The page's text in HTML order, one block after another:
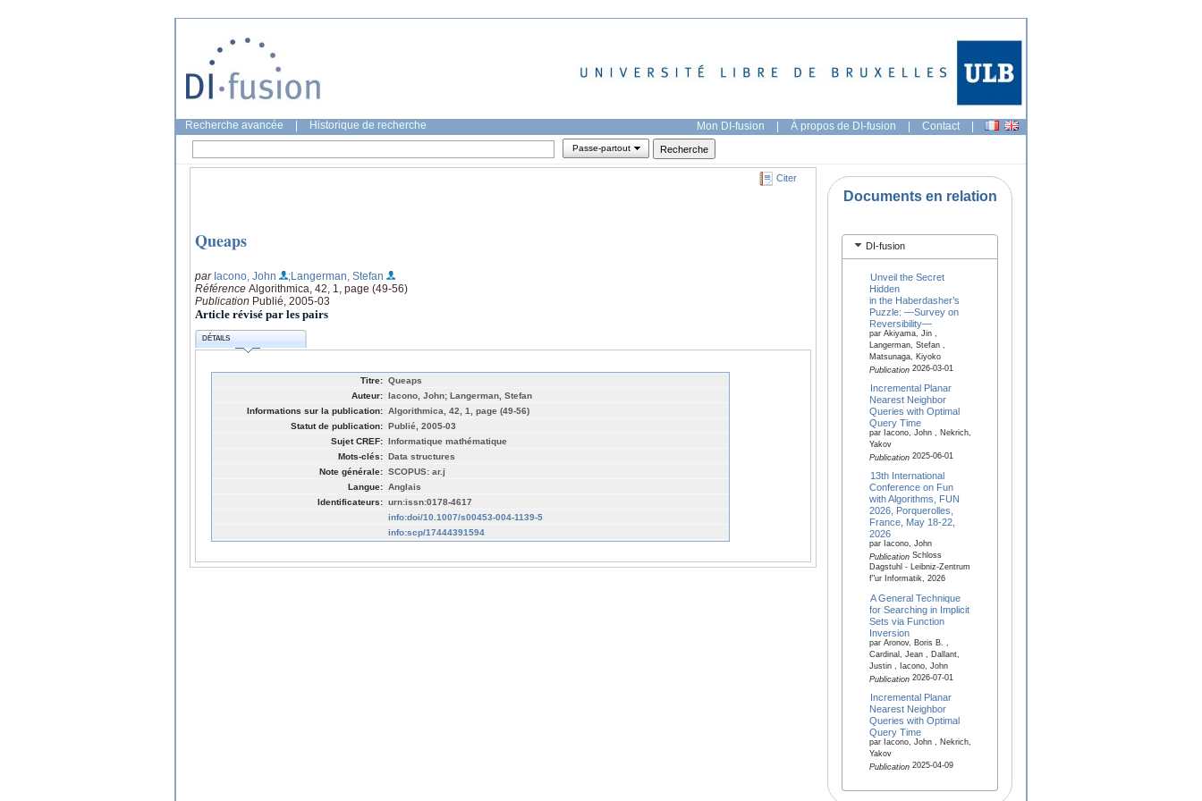
Recherche avancée Historique de recherche Mon DI-fusion | À propos de DI-fusion | Contact |
Passe-partout
Citer
Queaps
par Iacono, John
;Langerman, Stefan
Référence Algorithmica, 42, 1, page (49-56)
Publication Publié, 2005-03
Article révisé par les pairs
DÉTAILS
Titre: Queaps
Auteur: Iacono, John; Langerman, Stefan
Informations sur la publication: Algorithmica, 42, 1, page (49-56)
Statut de publication: Publié, 2005-03
Sujet CREF: Informatique mathématique
Mots-clés: Data structures
Note générale: SCOPUS: ar.j
Langue: Anglais
Identificateurs: urn:issn:0178-4617
info:doi/10.1007/s00453-004-1139-5
info:scp/17444391594
Documents en relation
DI-fusion
Unveil the Secret
Hidden
in the Haberdasher’s
Puzzle: —Survey on
Reversibility—
par Akiyama, Jin ,
Langerman, Stefan ,
Matsunaga, Kiyoko
Publication2026-03-01
Incremental Planar
Nearest Neighbor
Queries with Optimal
Query Time
par Iacono, John , Nekrich,
Yakov
Publication2025-06-01
13th International
Conference on Fun
with Algorithms, FUN
2026, Porquerolles,
France, May 18-22,
2026
par Iacono, John
PublicationSchloss
Dagstuhl - Leibniz-Zentrum
f"ur Informatik, 2026
A General Technique
for Searching in Implicit
Sets via Function
Inversion
par Aronov, Boris B. ,
Cardinal, Jean , Dallant,
Justin , Iacono, John
Publication2026-07-01
Incremental Planar
Nearest Neighbor
Queries with Optimal
Query Time
par Iacono, John , Nekrich,
Yakov
Publication2025-04-09